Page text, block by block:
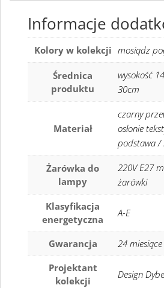
Informacje
Kolory w kolekcji mosiądz
Średnica
produktu
wysokość
30cm
Materiał
czarny
osłonie
podstawa /
Żarówka do
lampy
220V E27
żarówki
Klasyfikacja
energetyczna
A-E
Gwarancja
24 miesiące
Projektant
kolekcji
Design